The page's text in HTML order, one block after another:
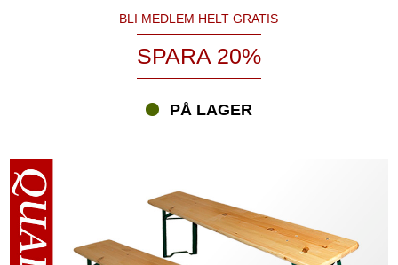
BLI MEDLEM HELT GRATIS
SPARA 20%
PÅ LAGER